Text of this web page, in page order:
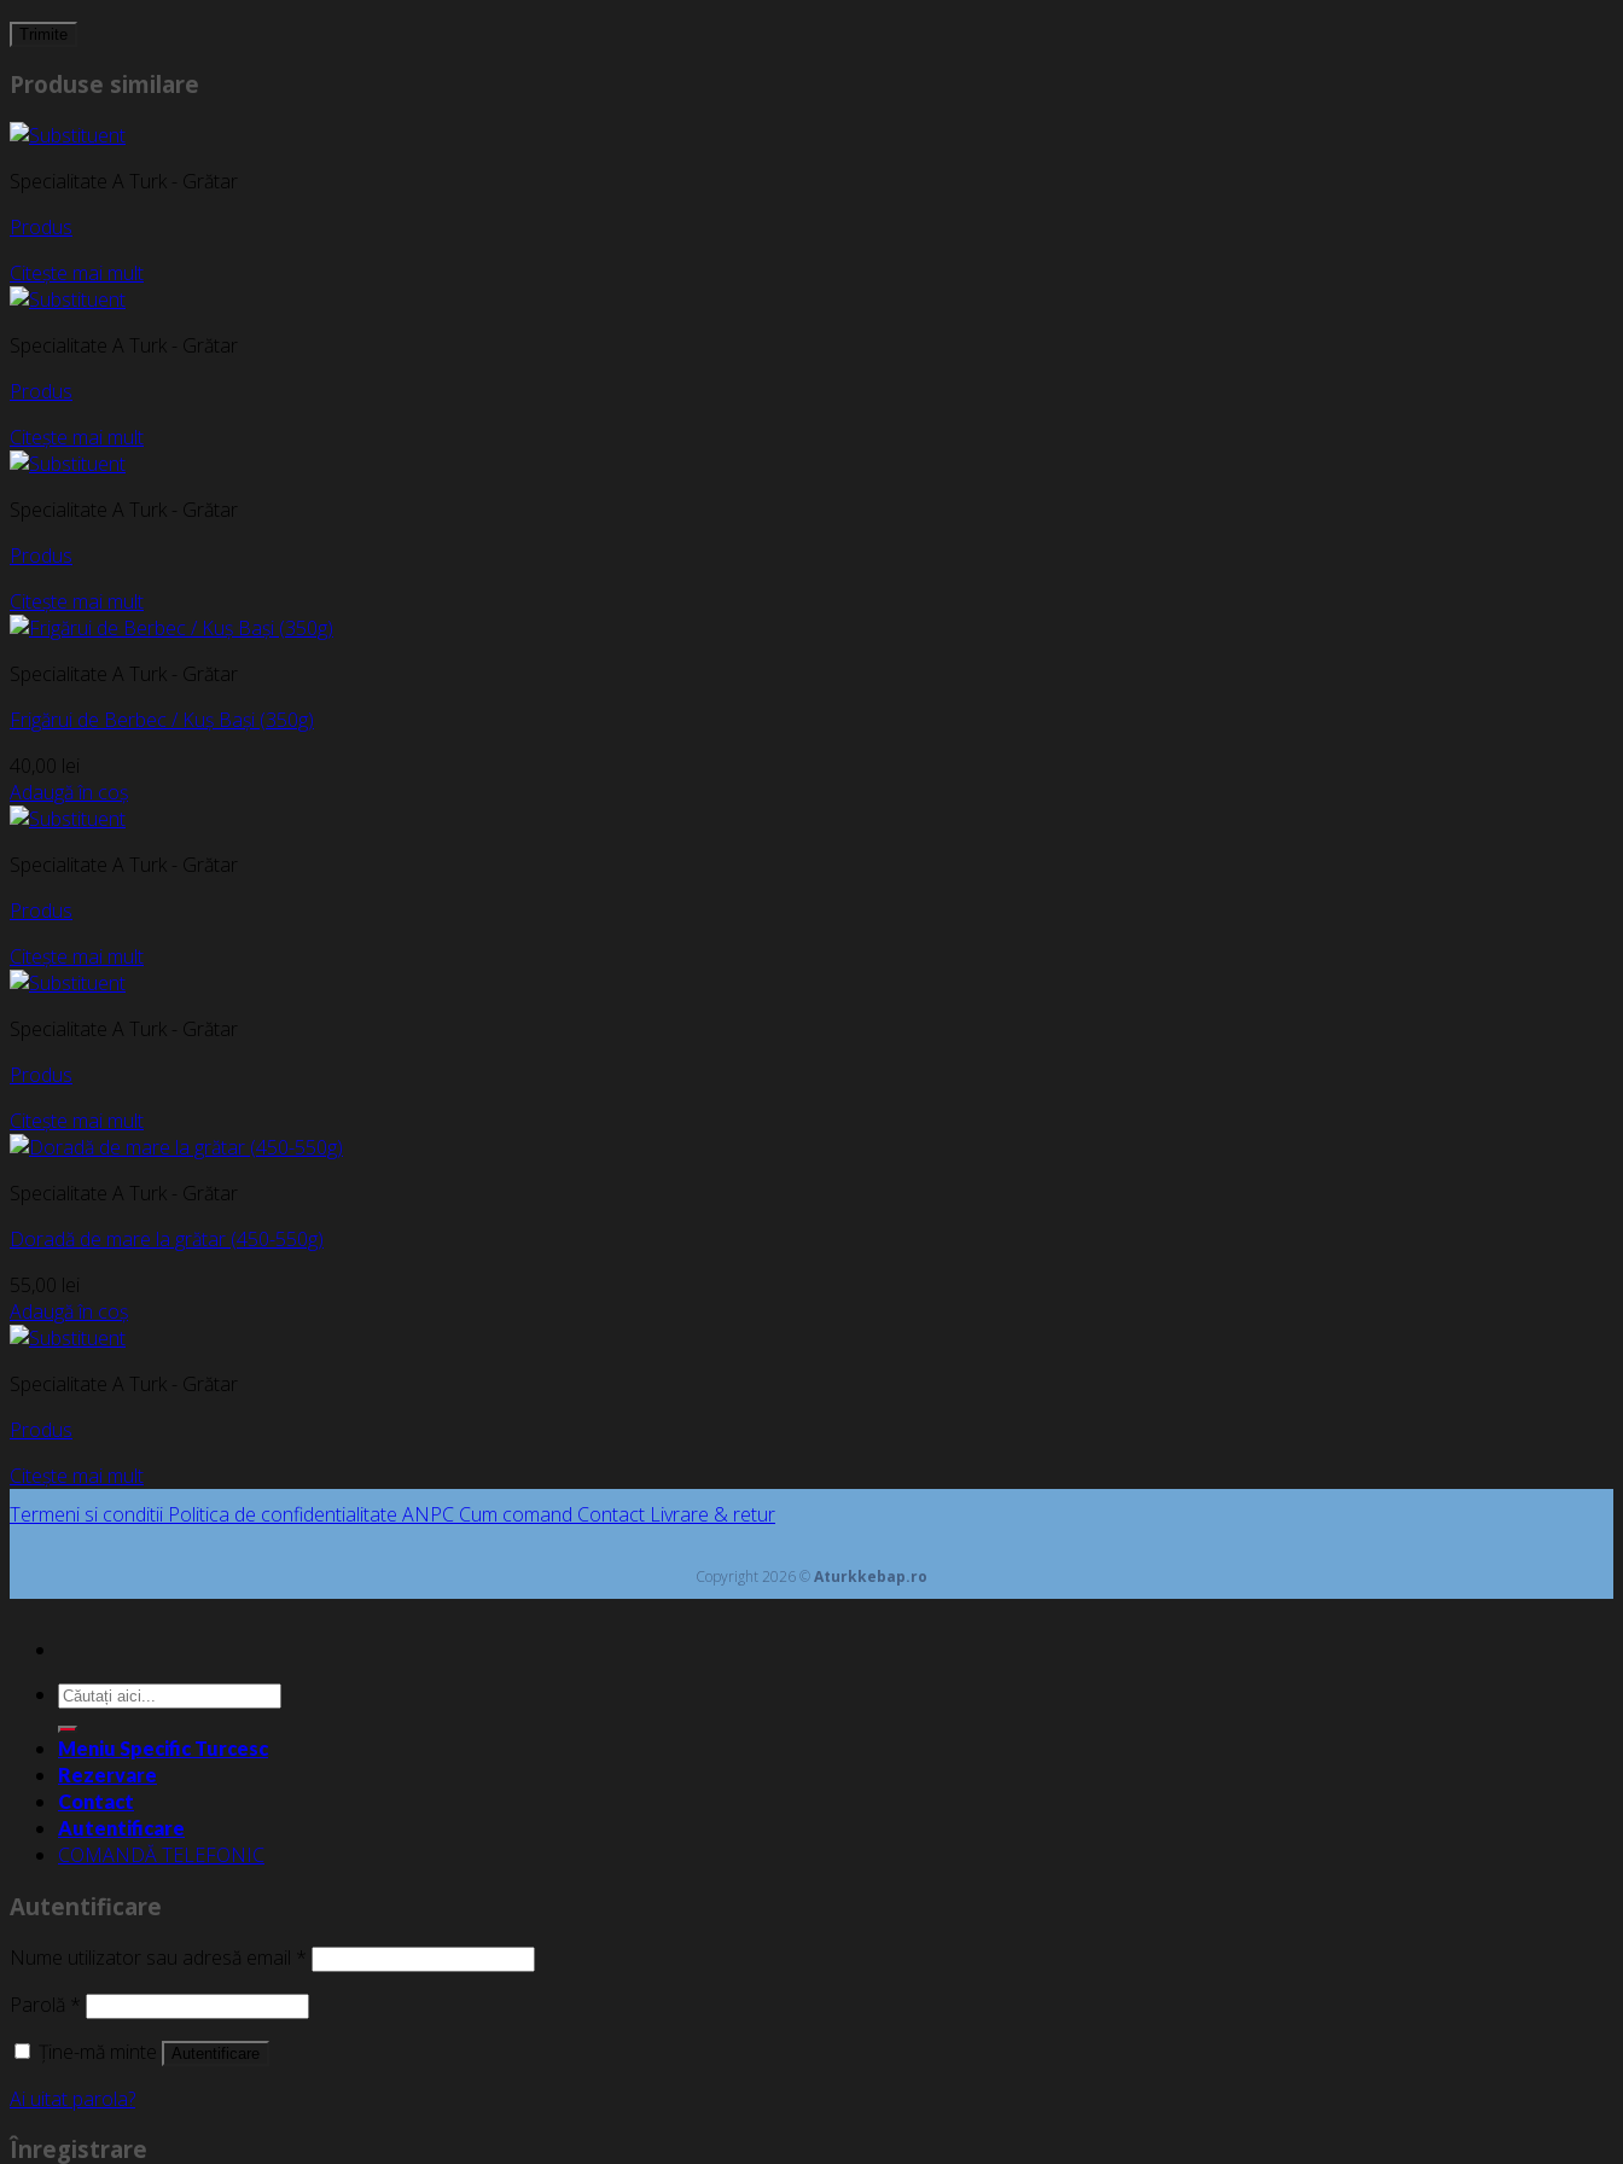
Produse similare
Specialitate A Turk - Grătar
Produs
Citește mai mult
Specialitate A Turk - Grătar
Produs
Citește mai mult
Specialitate A Turk - Grătar
Produs
Citește mai mult
Specialitate A Turk - Grătar
Frigărui de Berbec / Kuș Bași (350g)
40,00 lei
Adaugă în coș
Specialitate A Turk - Grătar
Produs
Citește mai mult
Specialitate A Turk - Grătar
Produs
Citește mai mult
Specialitate A Turk - Grătar
Doradă de mare la grătar (450-550g)
55,00 lei
Adaugă în coș
Specialitate A Turk - Grătar
Produs
Citește mai mult
Termeni si conditii Politica de confidentialitate ANPC Cum comand Contact Livrare & retur
Copyright 2026 ©Aturkkebap.ro
Caută
după:
Meniu Specific Turcesc
Rezervare
Contact
Autentificare
COMANDĂ TELEFONIC
Autentificare
Nume utilizator sau adresă email *
Parolă *
Ține-mă minte
Autentificare
Ai uitat parola?
Înregistrare